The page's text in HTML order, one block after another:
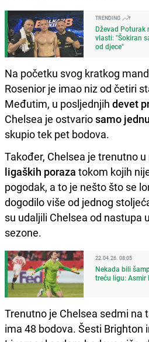
TRENDING
Dževad Poturak
vlasti: "Šokiran
od djece"
Na početku svog kratkog
Rosenior je imao niz od četiri
Međutim, u posljednjih devet
Chelsea je ostvariosamo
skupio tek pet bodova.
Također, Chelsea je trenutno u
ligaških poraza tokom kojih
pogodak, a to je nešto što se
dogodilo više od jednog
su udaljili Chelsea od nastupa
sezone.
22.04.26. 08:05
Nekada bili
treću ligu: Asmir
Trenutno je Chelsea sedmi na
ima 48 bodova. Šesti Brighton